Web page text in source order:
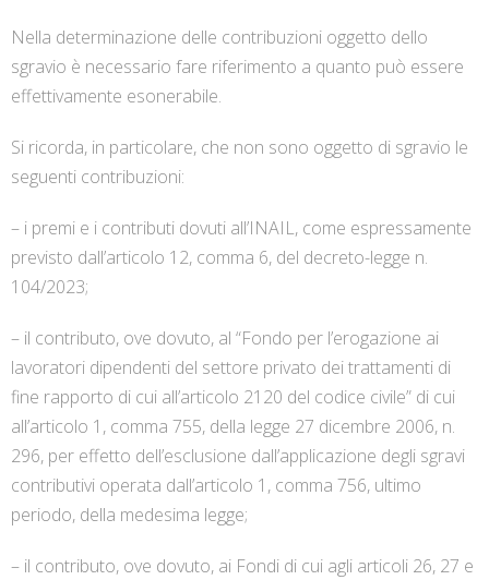
Nella determinazione delle contribuzioni oggetto dello
sgravio è necessario fare riferimento a quanto può essere
effettivamente esonerabile.
Si ricorda, in particolare, che non sono oggetto di sgravio le
seguenti contribuzioni:
– i premi e i contributi dovuti all’INAIL, come espressamente
previsto dall’articolo 12, comma 6, del decreto-legge n.
104/2023;
– il contributo, ove dovuto, al “Fondo per l’erogazione ai
lavoratori dipendenti del settore privato dei trattamenti di
fine rapporto di cui all’articolo 2120 del codice civile” di cui
all’articolo 1, comma 755, della legge 27 dicembre 2006, n.
296, per effetto dell’esclusione dall’applicazione degli sgravi
contributivi operata dall’articolo 1, comma 756, ultimo
periodo, della medesima legge;
– il contributo, ove dovuto, ai Fondi di cui agli articoli 26, 27 e